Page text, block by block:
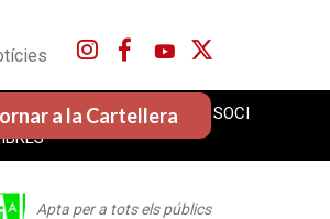
FES-TE'N SOCI
a la Cartellera
Apta per a tots els públics